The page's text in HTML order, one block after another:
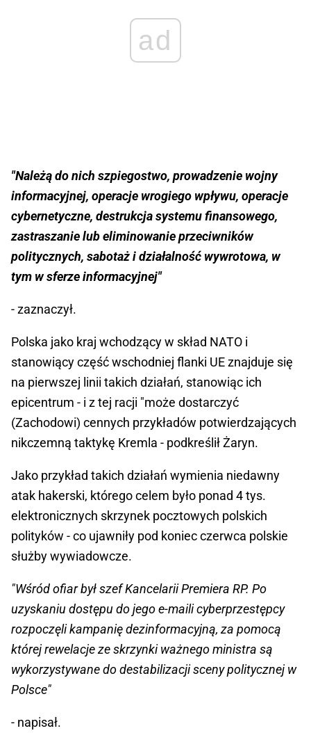
ad
"Należą do nich szpiegostwo, prowadzenie wojny
informacyjnej, operacje wrogiego wpływu, operacje
cybernetyczne, destrukcja systemu finansowego,
zastraszanie lub eliminowanie przeciwników
politycznych, sabotaż i działalność wywrotowa, w
tym w sferze informacyjnej"
- zaznaczył.
Polska jako kraj wchodzący w skład NATO i
stanowiący część wschodniej flanki UE znajduje się
na pierwszej linii takich działań, stanowiąc ich
epicentrum - i z tej racji "może dostarczyć
(Zachodowi) cennych przykładów potwierdzających
nikczemną taktykę Kremla - podkreślił Żaryn.
Jako przykład takich działań wymienia niedawny
atak hakerski, którego celem było ponad 4 tys.
elektronicznych skrzynek pocztowych polskich
polityków - co ujawniły pod koniec czerwca polskie
służby wywiadowcze.
"Wśród ofiar był szef Kancelarii Premiera RP. Po
uzyskaniu dostępu do jego e-maili cyberprzestępcy
rozpoczęli kampanię dezinformacyjną, za pomocą
której rewelacje ze skrzynki ważnego ministra są
wykorzystywane do destabilizacji sceny politycznej w
Polsce"
- napisał.